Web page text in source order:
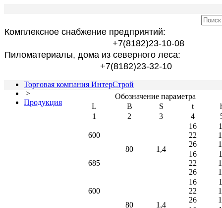
Комплексное снабжение предприятий:
+7(8182)23-10-08
Пиломатериалы, дома из северного леса:
+7(8182)23-32-10
Торговая компания ИнтерСтрой
>
Продукция
Обозначение параметра
L
B S t
1
2 3 4
600
80
1,4
16
22
26
685
16
22
26
600
80
1,4
16
22
26